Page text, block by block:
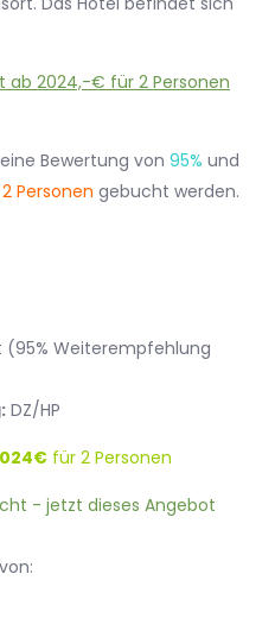
Bewertung von 95% und
Personen gebucht werden.
(95% Weiterempfehlung
DZ/HP
für 2 Personen